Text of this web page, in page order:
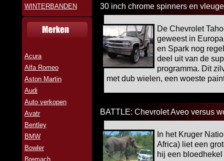
WINTERBANDEN
Acura
Alfa Romeo
Aston Martin
Audi
Auto verkopen
Avatr
Bentley
BMW
Bowler
Bremach
30 inch chrome spinners en
De Chevrolet
geweest in
en Spark nog
deel uit van de
programma. Dit
met dub wielen, een woeste
BATTLE: Chevrolet Aveo versus
In het Kruger
Africa) liet een
hij een